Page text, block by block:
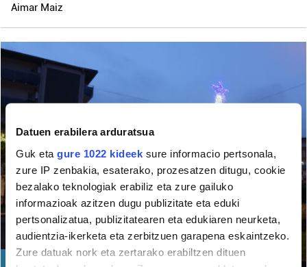
Datuen erabilera arduratsua
Guk eta gure 1022 kideek sure informacio pertsonala,
zure IP zenbakia, esaterako, prozesatzen ditugu, cookie
bezalako teknologiak erabiliz eta zure gailuko
informazioak azitzen dugu publizitate eta eduki
pertsonalizatua, publizitatearen eta edukiaren neurketa,
audientzia-ikerketa eta zerbitzuen garapena eskaintzeko.
Zure datuak nork eta zertarako erabiltzen dituen
Aimar Maiz
GIZARTEA